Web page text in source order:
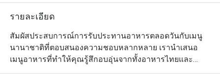
รายละเอียด
สัมผัสประสบการณ์การรับประทานอาหารตลอดวันกับเมนู
นานาชาติที่ตอบสนองความชอบหลากหลาย เรานำเสนอ
เมนูอาหารที่ทำให้คุณรู้สึกอบอุ่นจากทั้งอาหารไทยและ
อาหารตะวันตก ไม่ว่าคุณจะอยากลิ้มรสชาติอันเข้มข้นของ